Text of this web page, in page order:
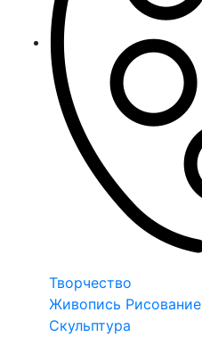
Творчество
Живопись Рисование
Скульптура